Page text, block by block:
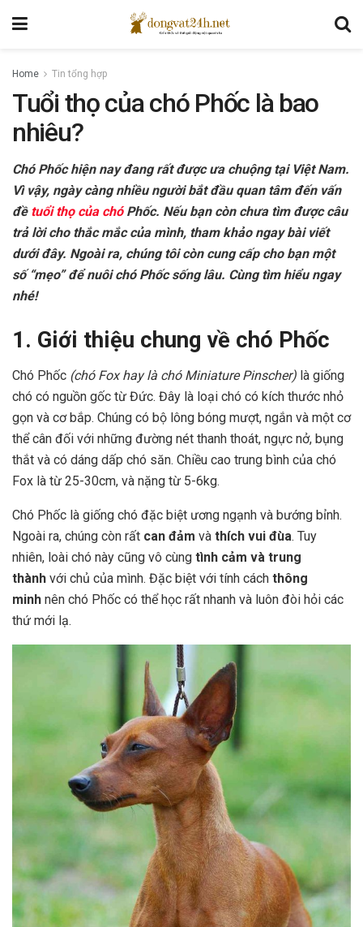
Home Tin tổng hợp
Tuổi thọ của chó Phốc là bao
nhiêu?
Chó Phốc hiện nay đang rất được ưa chuộng tại Việt Nam.
Vì vậy, ngày càng nhiều người bắt đầu quan tâm đến vấn
đề tuổi thọ của chóPhốc. Nếu bạn còn chưa tìm được câu
trả lời cho thắc mắc của mình, tham khảo ngay bài viết
dưới đây. Ngoài ra, chúng tôi còn cung cấp cho bạn một
số “mẹo” để nuôi chó Phốc sống lâu. Cùng tìm hiểu ngay
nhé!
1. Giới thiệu chung về chó Phốc
Chó Phốc (chó Fox hay là chó Miniature Pinscher) là giống
chó có nguồn gốc từ Đức. Đây là loại chó có kích thước nhỏ
gọn và cơ bắp. Chúng có bộ lông bóng mượt, ngắn và một cơ
thể cân đối với những đường nét thanh thoát, ngực nở, bụng
thắt và có dáng dấp chó săn. Chiều cao trung bình của chó
Fox là từ 25-30cm, và nặng từ 5-6kg.
Chó Phốc là giống chó đặc biệt ương ngạnh và bướng bỉnh.
Ngoài ra, chúng còn rất can đảm và thích vui đùa. Tuy
nhiên, loài chó này cũng vô cùng tình cảm và trung
thành với chủ của mình. Đặc biệt với tính cách thông
minh nên chó Phốc có thể học rất nhanh và luôn đòi hỏi các
thứ mới lạ.